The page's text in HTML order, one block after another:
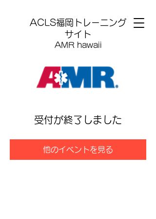
​ACLS福岡トレーニング
サイト
AMR hawaii
受付が終了しました
他のイベントを見る